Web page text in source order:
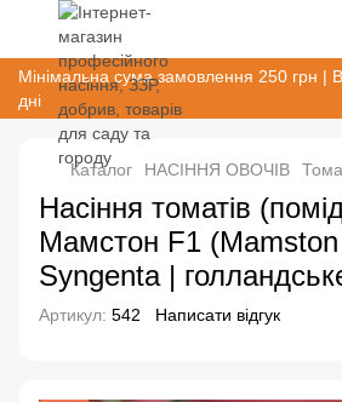
Мінімальна сума замовлення 250 грн |
дні
Каталог НАСІННЯ ОВОЧІВ
Насіння томатів
Мамстон F1
Syngenta |
Артикул: 542 Написати відгук